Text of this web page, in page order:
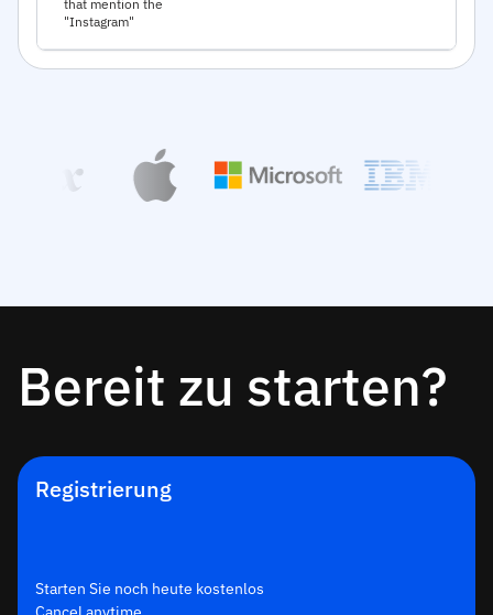
that mention the
"Instagram"
Bereit zu starten?
Registrierung
Starten Sie noch heute kostenlos